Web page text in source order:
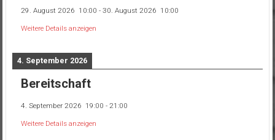
29. August 2026 10:00 - 30. August 2026 10:00
Weitere Details anzeigen
4. September 2026
Bereitschaft
4. September 2026 19:00 - 21:00
Weitere Details anzeigen